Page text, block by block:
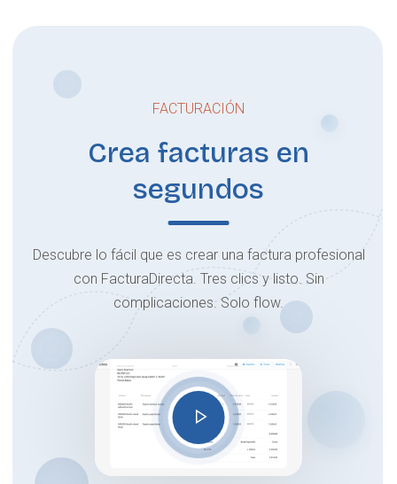
FACTURACIÓN
Crea facturas en
segundos
Descubre lo fácil que es crear una factura profesional
con FacturaDirecta. Tres clics y listo. Sin
complicaciones. Solo flow.